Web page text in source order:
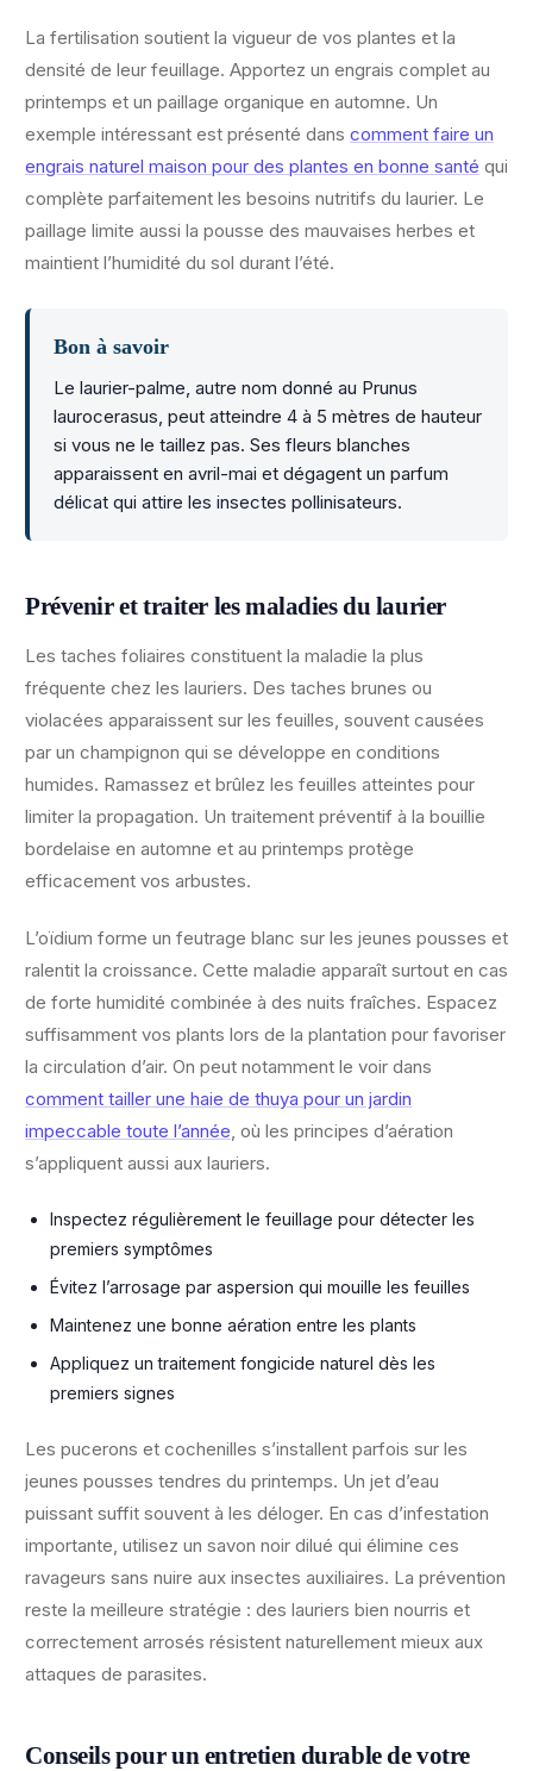
La fertilisation soutient la vigueur de vos plantes et la
densité de leur feuillage. Apportez un engrais complet au
printemps et un paillage organique en automne. Un
exemple intéressant est présenté dans comment faire un
engrais naturel maison pour des plantes en bonne santé qui
complète parfaitement les besoins nutritifs du laurier. Le
paillage limite aussi la pousse des mauvaises herbes et
maintient l’humidité du sol durant l’été.
Bon à savoir
Le laurier-palme, autre nom donné au Prunus
laurocerasus, peut atteindre 4 à 5 mètres de hauteur
si vous ne le taillez pas. Ses fleurs blanches
apparaissent en avril-mai et dégagent un parfum
délicat qui attire les insectes pollinisateurs.
Prévenir et traiter les maladies du laurier
Les taches foliaires constituent la maladie la plus
fréquente chez les lauriers. Des taches brunes ou
violacées apparaissent sur les feuilles, souvent causées
par un champignon qui se développe en conditions
humides. Ramassez et brûlez les feuilles atteintes pour
limiter la propagation. Un traitement préventif à la bouillie
bordelaise en automne et au printemps protège
efficacement vos arbustes.
L’oïdium forme un feutrage blanc sur les jeunes pousses et
ralentit la croissance. Cette maladie apparaît surtout en cas
de forte humidité combinée à des nuits fraîches. Espacez
suffisamment vos plants lors de la plantation pour favoriser
la circulation d’air. On peut notamment le voir dans
comment tailler une haie de thuya pour un jardin
impeccable toute l’année , où les principes d’aération
s’appliquent aussi aux lauriers.
Inspectez régulièrement le feuillage pour détecter les
premiers symptômes
Évitez l’arrosage par aspersion qui mouille les feuilles
Maintenez une bonne aération entre les plants
Appliquez un traitement fongicide naturel dès les
premiers signes
Les pucerons et cochenilles s’installent parfois sur les
jeunes pousses tendres du printemps. Un jet d’eau
puissant suffit souvent à les déloger. En cas d’infestation
importante, utilisez un savon noir dilué qui élimine ces
ravageurs sans nuire aux insectes auxiliaires. La prévention
reste la meilleure stratégie : des lauriers bien nourris et
correctement arrosés résistent naturellement mieux aux
attaques de parasites.
Conseils pour un entretien durable de votre